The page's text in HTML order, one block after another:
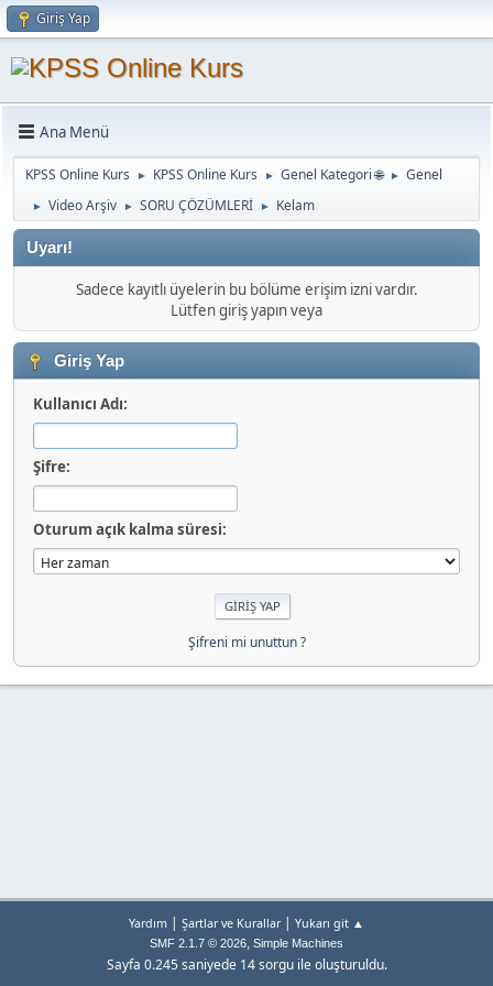
Giriş Yap
Ana Menü
KPSS Online Kurs ► KPSS Online Kurs ► Genel Kategori 🌐 ► Genel
► Video Arşiv ► SORU ÇÖZÜMLERİ ► Kelam
Uyarı!
Sadece kayıtlı üyelerin bu bölüme erişim izni vardır.
Lütfen giriş yapın veya
Giriş Yap
Kullanıcı Adı:
Şifre:
Oturum açık kalma süresi:
Şifreni mi unuttun ?
Yardım | Şartlar ve Kurallar| Yukarı git ▲
SMF 2.1.7 © 2026, Simple Machines
Sayfa 0.245 saniyede 14 sorgu ile oluşturuldu.